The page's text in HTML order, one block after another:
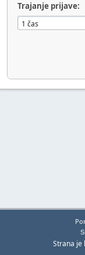
Trajanje prijave:
Strana je